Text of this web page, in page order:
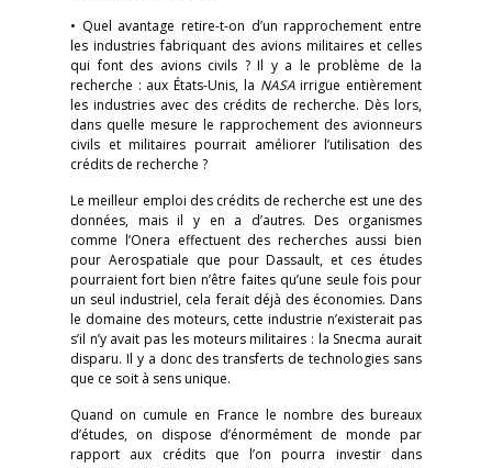
• Quel avantage retire-t-on d’un rapprochement entre
les industries fabriquant des avions militaires et celles
qui font des avions civils ? Il y a le problème de la
recherche : aux États-Unis, la NASAirrigue entièrement
les industries avec des crédits de recherche. Dès lors,
dans quelle mesure le rapprochement des avionneurs
civils et militaires pourrait améliorer l’utilisation des
crédits de recherche ?
Le meilleur emploi des crédits de recherche est une des
données, mais il y en a d’autres. Des organismes
comme l’Onera effectuent des recherches aussi bien
pour Aerospatiale que pour Dassault, et ces études
pourraient fort bien n’être faites qu’une seule fois pour
un seul industriel, cela ferait déjà des économies. Dans
le domaine des moteurs, cette industrie n’existerait pas
s’il n’y avait pas les moteurs militaires : la Snecma aurait
disparu. Il y a donc des transferts de technologies sans
que ce soit à sens unique.
Quand on cumule en France le nombre des bureaux
d’études, on dispose d’énormément de monde par
rapport aux crédits que l’on pourra investir dans